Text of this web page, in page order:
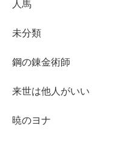
人馬
未分類
鋼の錬金術師
来世は他人がいい
暁のヨナ